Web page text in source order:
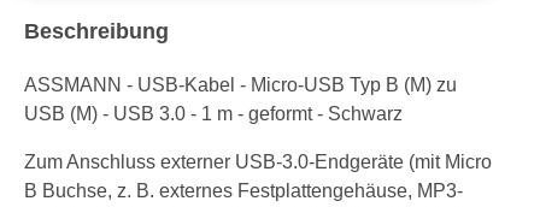
Beschreibung
ASSMANN - USB-Kabel - Micro-USB Typ B (M) zu
USB (M) - USB 3.0 - 1 m - geformt - Schwarz
Zum Anschluss externer USB-3.0-Endgeräte (mit Micro
B Buchse, z. B. externes Festplattengehäuse, MP3-